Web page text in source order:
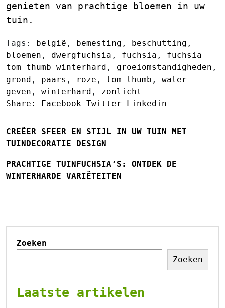
genieten van prachtige bloemen in uw
tuin.
Tags: belgië , bemesting , beschutting ,
bloemen , dwergfuchsia , fuchsia , fuchsia
tom thumb winterhard , groeiomstandigheden ,
grond , paars , roze , tom thumb , water
geven , winterhard , zonlicht
Share:
Facebook Twitter Linkedin
CREËER SFEER EN STIJL IN UW TUIN MET
TUINDECORATIE DESIGN
PRACHTIGE TUINFUCHSIA’S: ONTDEK DE
WINTERHARDE VARIËTEITEN
Zoeken
Zoeken
Laatste artikelen